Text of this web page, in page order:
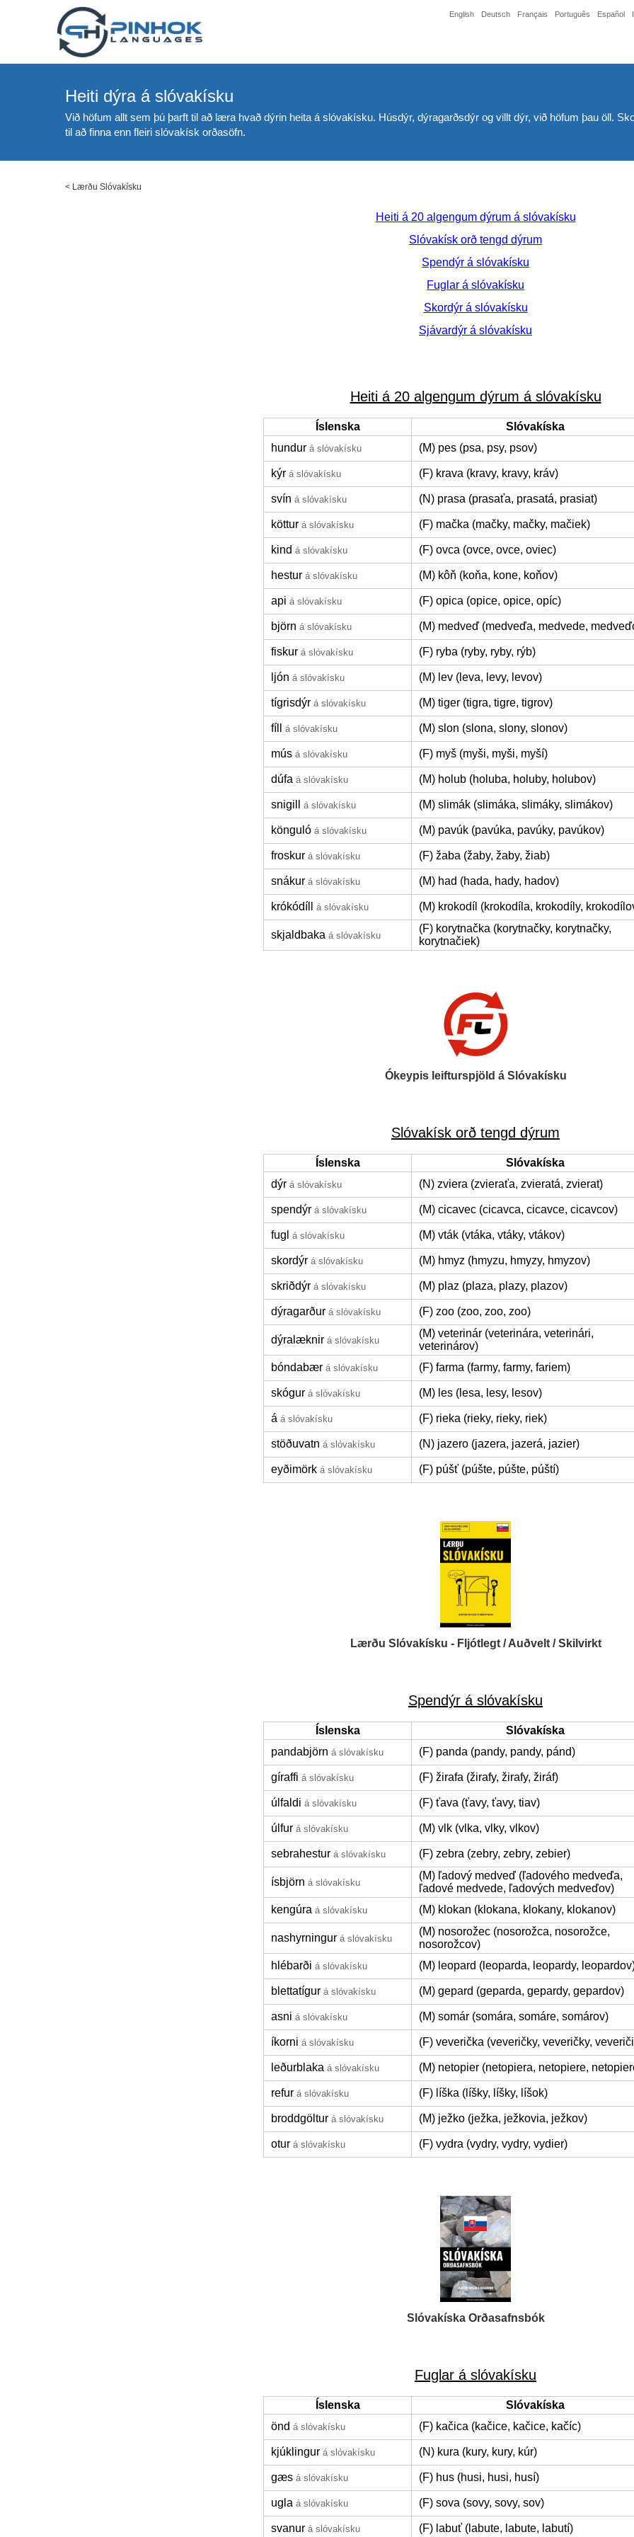
English Deutsch Français Português Español
Heiti dýra á slóvakísku
Við höfum allt sem þú þarft til að læra hvað dýrin heita á slóvakísku. Húsdýr, dýragarðsdýr og villt dýr, við höfum þau öll.
til að finna enn fleiri slóvakísk orðasöfn.
< Lærðu Slóvakísku
Heiti á 20 algengum dýrum á slóvakísku
Slóvakísk orð tengd dýrum
Spendýr á slóvakísku
Fuglar á slóvakísku
Skordýr á slóvakísku
Sjávardýr á slóvakísku
Heiti á 20 algengum dýrum á slóvakísku
Íslenska
Slóvakíska
hundur á slóvakísku (M) pes (psa, psy, psov)
kýr á slóvakísku (F) krava (kravy, kravy, kráv)
svín á slóvakísku (N) prasa (prasaťa, prasatá, prasiat)
köttur á slóvakísku (F) mačka (mačky, mačky, mačiek)
kind á slóvakísku (F) ovca (ovce, ovce, oviec)
hestur á slóvakísku (M) kôň (koňa, kone, koňov)
api á slóvakísku (F) opica (opice, opice, opíc)
björn á slóvakísku (M) medveď (medveďa, medvede,
fiskur á slóvakísku (F) ryba (ryby, ryby, rýb)
ljón á slóvakísku (M) lev (leva, levy, levov)
tígrisdýr á slóvakísku (M) tiger (tigra, tigre, tigrov)
fíll á slóvakísku (M) slon (slona, slony, slonov)
mús á slóvakísku (F) myš (myši, myši, myší)
dúfa á slóvakísku (M) holub (holuba, holuby, holubov)
snigill á slóvakísku (M) slimák (slimáka, slimáky, slimákov)
könguló á slóvakísku (M) pavúk (pavúka, pavúky, pavúkov)
froskur á slóvakísku (F) žaba (žaby, žaby, žiab)
snákur á slóvakísku (M) had (hada, hady, hadov)
krókódíll á slóvakísku (M) krokodíl (krokodíla, krokodíly,
skjaldbaka á slóvakísku
(F) korytnačka (korytnačky, korytnačky,
korytnačiek)
Ókeypis leifturspjöld á Slóvakísku
Slóvakísk orð tengd dýrum
Íslenska
Slóvakíska
dýr á slóvakísku (N) zviera (zvieraťa, zvieratá, zvierat)
spendýr á slóvakísku (M) cicavec (cicavca, cicavce, cicavcov)
fugl á slóvakísku (M) vták (vtáka, vtáky, vtákov)
skordýr á slóvakísku (M) hmyz (hmyzu, hmyzy, hmyzov)
skriðdýr á slóvakísku (M) plaz (plaza, plazy, plazov)
dýragarður á slóvakísku (F) zoo (zoo, zoo, zoo)
dýralæknir á slóvakísku
(M) veterinár (veterinára, veterinári,
veterinárov)
bóndabær á slóvakísku (F) farma (farmy, farmy, fariem)
skógur á slóvakísku (M) les (lesa, lesy, lesov)
á á slóvakísku (F) rieka (rieky, rieky, riek)
stöðuvatn á slóvakísku (N) jazero (jazera, jazerá, jazier)
eyðimörk á slóvakísku (F) púšť (púšte, púšte, púští)
Lærðu Slóvakísku - Fljótlegt / Auðvelt / Skilvirkt
Spendýr á slóvakísku
Íslenska
Slóvakíska
pandabjörn á slóvakísku (F) panda (pandy, pandy, pánd)
gíraffi á slóvakísku (F) žirafa (žirafy, žirafy, žiráf)
úlfaldi á slóvakísku (F) ťava (ťavy, ťavy, tiav)
úlfur á slóvakísku (M) vlk (vlka, vlky, vlkov)
sebrahestur á slóvakísku (F) zebra (zebry, zebry, zebier)
ísbjörn á slóvakísku
(M) ľadový medveď (ľadového medveďa,
ľadové medvede, ľadových medveďov)
kengúra á slóvakísku (M) klokan (klokana, klokany, klokanov)
nashyrningur á slóvakísku
(M) nosorožec (nosorožca, nosorožce,
nosorožcov)
hlébarði á slóvakísku (M) leopard (leoparda, leopardy,
blettatígur á slóvakísku (M) gepard (geparda, gepardy, gepardov)
asni á slóvakísku (M) somár (somára, somáre, somárov)
íkorni á slóvakísku (F) veverička (veveričky, veveričky,
leðurblaka á slóvakísku (M) netopier (netopiera, netopiere,
refur á slóvakísku (F) líška (líšky, líšky, líšok)
broddgöltur á slóvakísku (M) ježko (ježka, ježkovia, ježkov)
otur á slóvakísku (F) vydra (vydry, vydry, vydier)
Slóvakíska Orðasafnsbók
Fuglar á slóvakísku
Íslenska
Slóvakíska
önd á slóvakísku (F) kačica (kačice, kačice, kačíc)
kjúklingur á slóvakísku (N) kura (kury, kury, kúr)
gæs á slóvakísku (F) hus (husi, husi, husí)
ugla á slóvakísku (F) sova (sovy, sovy, sov)
svanur á slóvakísku (F) labuť (labute, labute, labutí)